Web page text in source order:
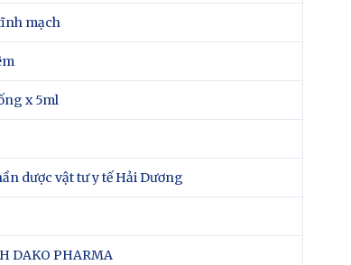
mạch
x 5ml
dược vật tư y tế Hải Dương
DAKO PHARMA